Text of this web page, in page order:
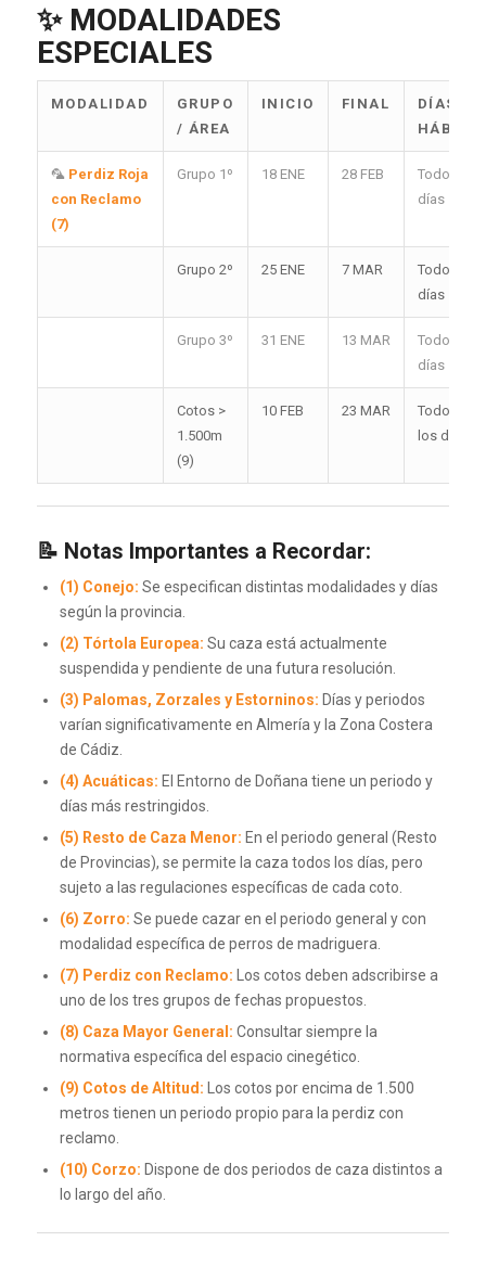
✨ MODALIDADES
ESPECIALES
MODALIDAD
GRUPO
/ ÁREA
INICIO FINAL
DÍAS
🦜 Perdiz Roja
con Reclamo
(7)
Grupo 1º 18 ENE 28 FEB
Todos los
días
Grupo 2º 25 ENE 7 MAR
Todos los
días
Grupo 3º 31 ENE 13 MAR
Todos los
días
Cotos >
1.500m
(9)
10 FEB 23 MAR
Todos los
los días
📝 Notas Importantes a Recordar:
(1) Conejo: Se especifican distintas modalidades y días
según la provincia.
(2) Tórtola Europea: Su caza está actualmente
suspendida y pendiente de una futura resolución.
(3) Palomas, Zorzales y Estorninos: Días y periodos
varían significativamente en Almería y la Zona Costera
de Cádiz.
(4) Acuáticas: El Entorno de Doñana tiene un periodo y
días más restringidos.
(5) Resto de Caza Menor: En el periodo general (Resto
de Provincias), se permite la caza todos los días, pero
sujeto a las regulaciones específicas de cada coto.
(6) Zorro: Se puede cazar en el periodo general y con
modalidad específica de perros de madriguera.
(7) Perdiz con Reclamo: Los cotos deben adscribirse a
uno de los tres grupos de fechas propuestos.
(8) Caza Mayor General: Consultar siempre la
normativa específica del espacio cinegético.
(9) Cotos de Altitud: Los cotos por encima de 1.500
metros tienen un periodo propio para la perdiz con
reclamo.
(10) Corzo: Dispone de dos periodos de caza distintos a
lo largo del año.